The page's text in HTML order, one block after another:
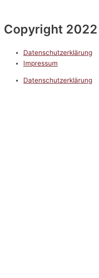
Copyright
Datenschutzerklärung
Impressum
Datenschutzerklärung